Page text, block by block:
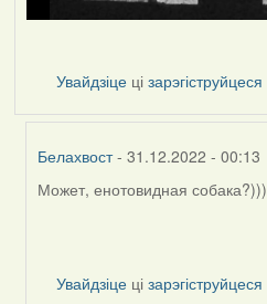
Увайдзіце цізарэгіструйцеся
Белахвост- 31.12.2022 - 00:13
In
Белахвост
Может, енотовидная собака?)))
Увайдзіце цізарэгіструйцеся